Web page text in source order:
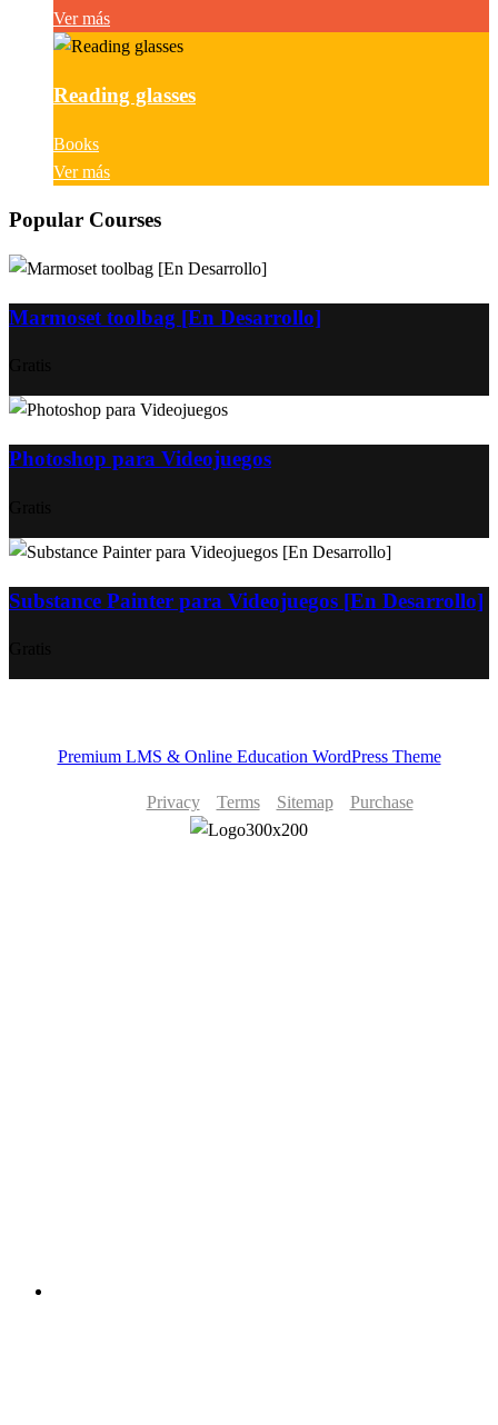
Ver más
Reading glasses
Books
Ver más
Popular Courses
Marmoset toolbag [En Desarrollo]
Photoshop para Videojuegos
Substance Painter para Videojuegos [En Desarrollo]
Premium LMS & Online Education WordPress Theme
Privacy Terms Sitemap Purchase